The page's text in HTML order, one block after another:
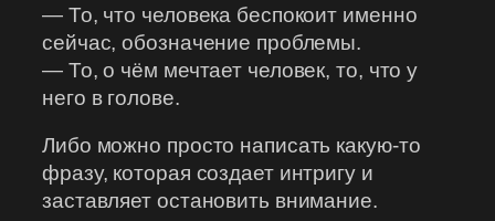
— То, что человека беспокоит именно
сейчас, обозначение проблемы.
— То, о чём мечтает человек, то, что у
него в голове.
Либо можно просто написать какую-то
фразу, которая создает интригу и
заставляет остановить внимание.